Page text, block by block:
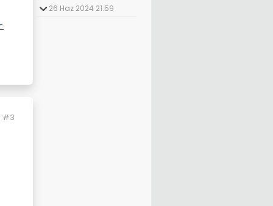
#3
26 Haz 2024 21:59